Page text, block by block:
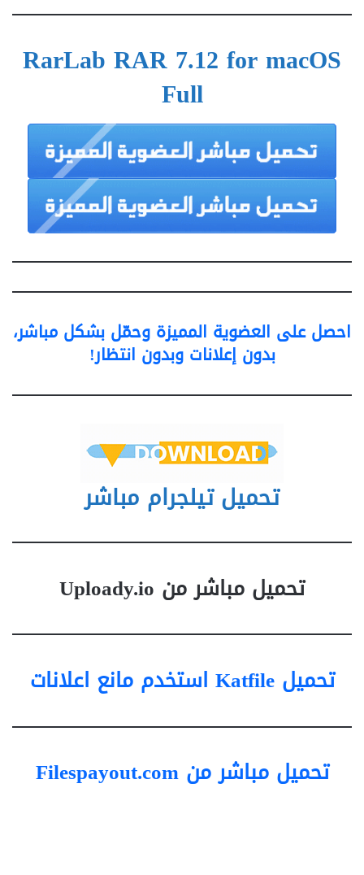
RarLab RAR 7.12 for macOS
Full
احصل على العضوية المميزة وحمّل بشكل مباشر،
بدون إعلانات وبدون انتظار!
تحميل تيلجرام مباشر
تحميل مباشر من Uploady.io
تحميل Katfile استخدم مانع اعلانات
تحميل مباشر من Filespayout.com